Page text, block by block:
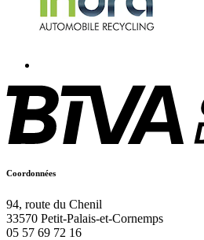
Coordonnées
94, route du Chenil
33570 Petit-Palais-et-Cornemps
05 57 69 72 16